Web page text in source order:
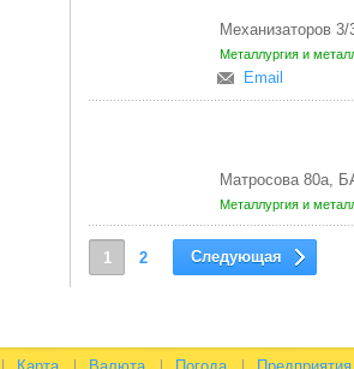
Механизаторов
Металлургия и
Email
Матросова 80а,
Металлургия и
1 2 Следующая